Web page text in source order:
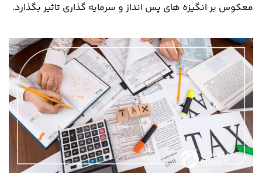
معکوس بر انگیزه ­های پس انداز و سرمایه­ گذاری تاثیر بگذارد.